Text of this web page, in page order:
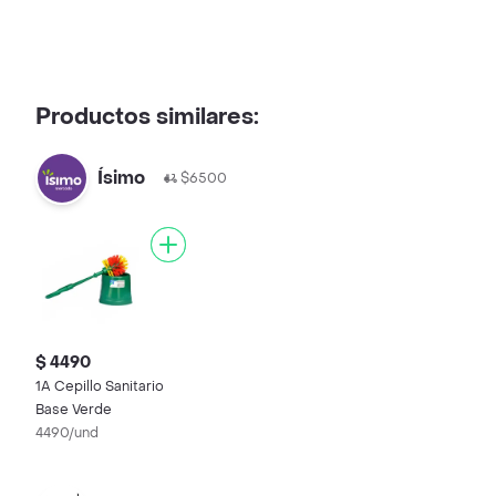
Productos similares:
Ísimo $6500
$ 4490
1A Cepillo Sanitario
Base Verde
4490/und